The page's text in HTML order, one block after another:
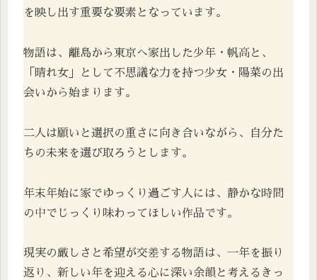
を映し出す重要な要素となっています。
物語は、離島から東京へ家出した少年・帆高と、
「晴れ女」として不思議な力を持つ少女・陽菜の出
会いから始まります。
二人は願いと選択の重さに向き合いながら、自分た
ちの未来を選び取ろうとします。
年末年始に家でゆっくり過ごす人には、静かな時間
の中でじっくり味わってほしい作品です。
現実の厳しさと希望が交差する物語は、一年を振り
返り、新しい年を迎える心に深い余韻と考えるきっ